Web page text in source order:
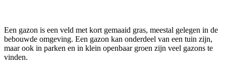
Een gazon is een veld met kort gemaaid gras, meestal gelegen in de
bebouwde omgeving. Een gazon kan onderdeel van een tuin zijn,
maar ook in parken en in klein openbaar groen zijn veel gazons te
vinden.